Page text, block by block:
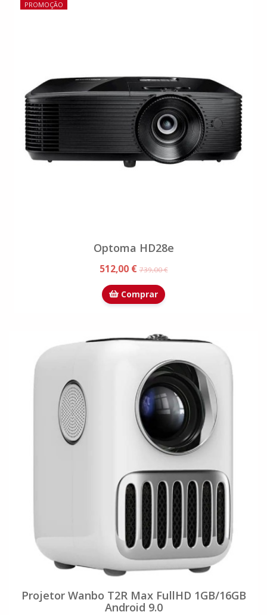
PROMOÇÃO
Optoma HD28e
512,00 €739,00 €
Comprar
Projetor Wanbo T2R Max FullHD 1GB/16GB
Android 9.0